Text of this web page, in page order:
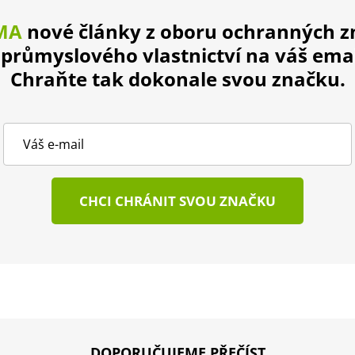
nové články z oboru ochranných
vlastnictví na váš
Chraňte tak dokonale svou značku.
CHCI CHRÁNIT SVOU ZNAČKU